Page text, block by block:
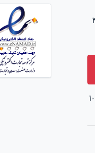
پاسخگویی تلفنی همه روزه از ساعت ۱۰